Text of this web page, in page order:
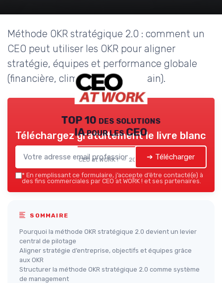
Méthode OKR stratégique 2.0 : comment un
CEO peut utiliser les OKR pour aligner
stratégie, équipes et performance globale
(financière, climat, capital humain).
TOP 10 des solutions
IA pour les CEO
CEO at WORK ! — 2026
Téléchargez gratuitement le livre blanc
➔ Télécharger
* En remplissant ce formulaire, j’accepte d’être contacté(e) à
des fins commerciales par CEO at WORK ! et ses partenaires.
SOMMAIRE
Pourquoi la méthode OKR stratégique 2.0 devient un levier
central de pilotage
Aligner stratégie d’entreprise, objectifs et équipes grâce
aux OKR
Structurer la méthode OKR stratégique 2.0 comme système
de management